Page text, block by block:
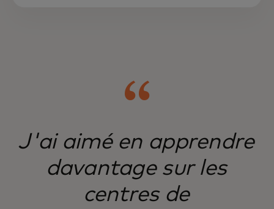
J'ai aimé en apprendre
davantage sur les
centres de